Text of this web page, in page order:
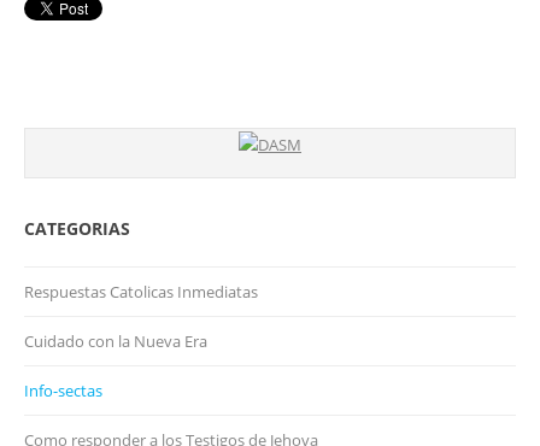
CATEGORIAS
Respuestas Catolicas Inmediatas
Cuidado con la Nueva Era
Info-sectas
Como responder a los Testigos de Jehova